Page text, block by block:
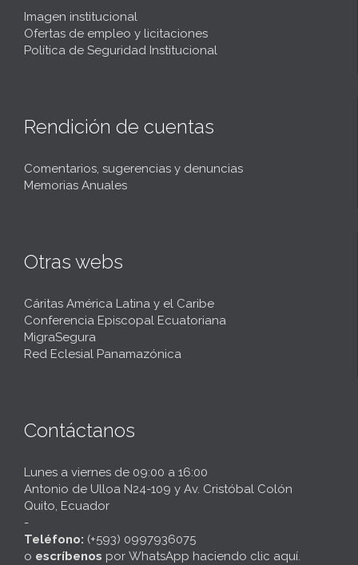
Imagen institucional
Ofertas de empleo y licitaciones
Política de Seguridad Institucional
Rendición de cuentas
Comentarios, sugerencias y denuncias
Memorias Anuales
Otras webs
Cáritas América Latina y el Caribe
Conferencia Episcopal Ecuatoriana
MigraSegura
Red Eclesial Panamazónica
Contáctanos
Lunes a viernes de 09:00 a 16:00
Antonio de Ulloa N24-109 y Av. Cristóbal Colón
Quito, Ecuador
-
Teléfono: (+593) 0997936075
o escríbenos por WhatsApp haciendo clic aquí.